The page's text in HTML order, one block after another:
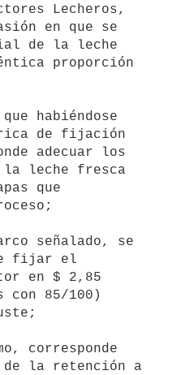
Lecheros,
en que se
de la leche
proporción
de fijación
adecuar los
la leche fresca
que
fijar el
en $ 2,85
con 85/100)
la retención a